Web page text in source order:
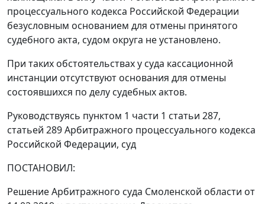
процессуального кодекса Российской Федерации
безусловным основанием для отмены принятого
судебного акта, судом округа не установлено.
При таких обстоятельствах у суда кассационной
инстанции отсутствуют основания для отмены
состоявшихся по делу судебных актов.
Руководствуясь пунктом 1 части 1 статьи 287,
статьей 289 Арбитражного процессуального кодекса
Российской Федерации, суд
ПОСТАНОВИЛ:
Решение Арбитражного суда Смоленской области от